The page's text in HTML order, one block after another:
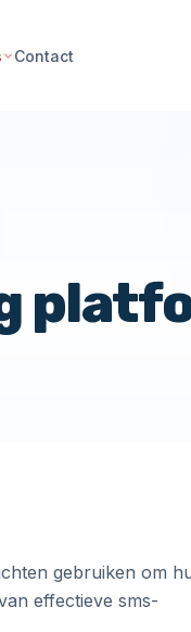
Contact
gebruiken om
effectieve sms-